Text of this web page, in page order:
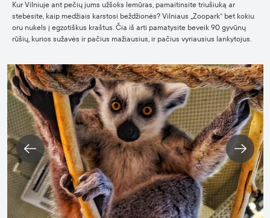
Kur Vilniuje ant pečių jums užšoks lemūras, pamaitinsite triušiuką ar
stebėsite, kaip medžiais karstosi beždžionės? Vilniaus „Zoopark“ bet kokiu
oru nukels į egzotiškus kraštus. Čia iš arti pamatysite beveik 90 gyvūnų
rūšių, kurios sužavės ir pačius mažiausius, ir pačius vyriausius lankytojus.